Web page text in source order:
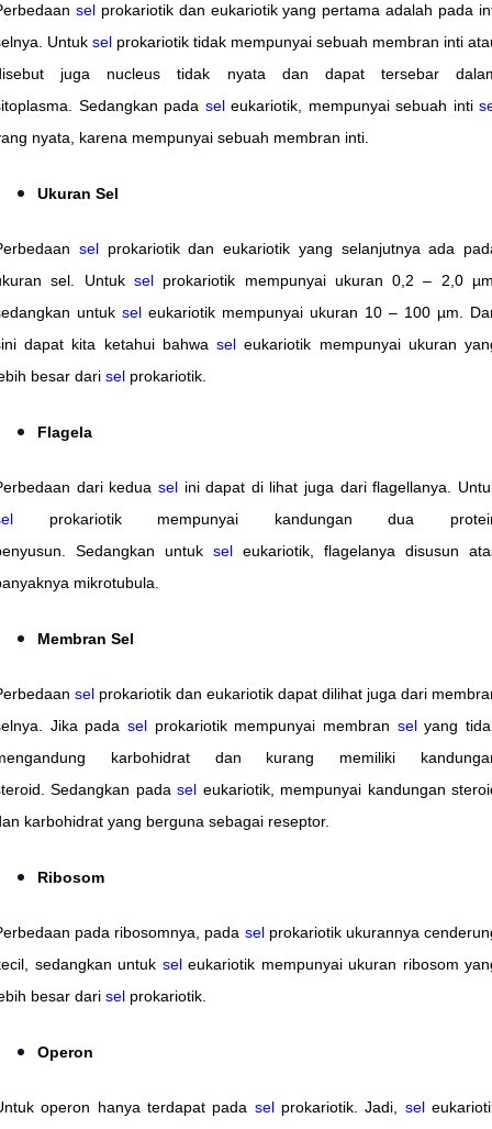
selprokariotik dan eukariotik yang pertama adalah pada
Untuk sel prokariotik tidak mempunyai sebuah membran inti
juga nucleus tidak nyata dan dapat tersebar
Sedangkan pada seleukariotik, mempunyai sebuah inti
nyata, karena mempunyai sebuah membran inti.
Ukuran Sel
selprokariotik dan eukariotik yang selanjutnya ada
sel. Untuk selprokariotik mempunyai ukuran 0,2 – 2,0 µm,
untuk sel eukariotik mempunyai ukuran 10 – 100 µm.
dapat kita ketahui bahwasel eukariotik mempunyai ukuran
besar dari sel prokariotik.
Flagela
dari kedua selini dapat di lihat juga dari flagellanya.
prokariotik mempunyai kandungan dua
Sedangkan untuk sel eukariotik, flagelanya disusun
mikrotubula.
Membran Sel
sel prokariotik dan eukariotik dapat dilihat juga dari
Jika pada sel prokariotik mempunyai membran selyang
karbohidrat dan kurang memiliki
Sedangkan padasel eukariotik, mempunyai kandungan
karbohidrat yang berguna sebagai reseptor.
Ribosom
pada ribosomnya, pada selprokariotik ukurannya
sedangkan untuk seleukariotik mempunyai ukuran ribosom
besar dari sel prokariotik.
Operon
operon hanya terdapat pada selprokariotik. Jadi, sel